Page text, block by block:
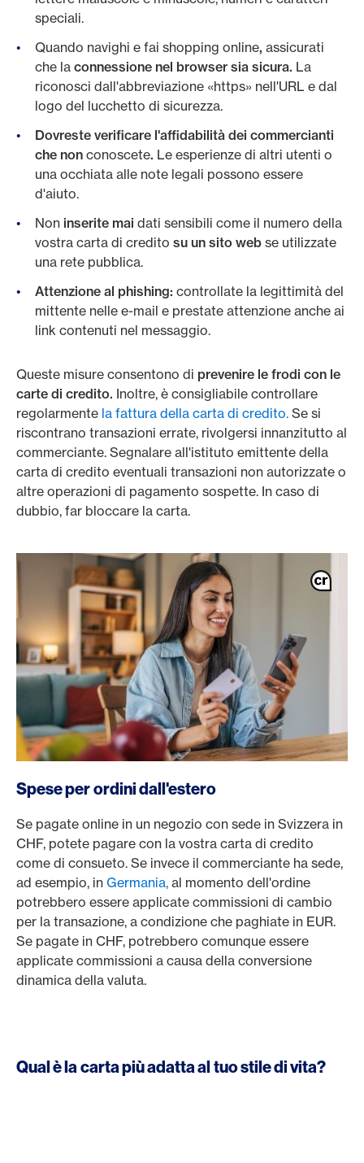
speciali.
Quando navighi e fai shopping online, assicurati
che la connessione nel browser sia sicura. La
riconosci dall'abbreviazione «https» nell'URL e dal
logo del lucchetto di sicurezza.
Dovreste verificare l'affidabilità dei commercianti
che non conoscete. Le esperienze di altri utenti o
una occhiata alle note legali possono essere
d'aiuto.
Non inserite mai dati sensibili come il numero della
vostra carta di credito su un sito web se utilizzate
una rete pubblica.
Attenzione al phishing: controllate la legittimità del
mittente nelle e-mail e prestate attenzione anche ai
link contenuti nel messaggio.
Queste misure consentono di prevenire le frodi con le
carte di credito. Inoltre, è consigliabile controllare
regolarmente la fattura della carta di credito. Se si
riscontrano transazioni errate, rivolgersi innanzitutto al
commerciante. Segnalare all'istituto emittente della
carta di credito eventuali transazioni non autorizzate o
altre operazioni di pagamento sospette. In caso di
dubbio, far bloccare la carta.
Spese per ordini dall'estero
Se pagate online in un negozio con sede in Svizzera in
CHF, potete pagare con la vostra carta di credito
come di consueto. Se invece il commerciante ha sede,
ad esempio, in Germania, al momento dell'ordine
potrebbero essere applicate commissioni di cambio
per la transazione, a condizione che paghiate in EUR.
Se pagate in CHF, potrebbero comunque essere
applicate commissioni a causa della conversione
dinamica della valuta.
Qual è la carta più adatta al tuo stile di vita?